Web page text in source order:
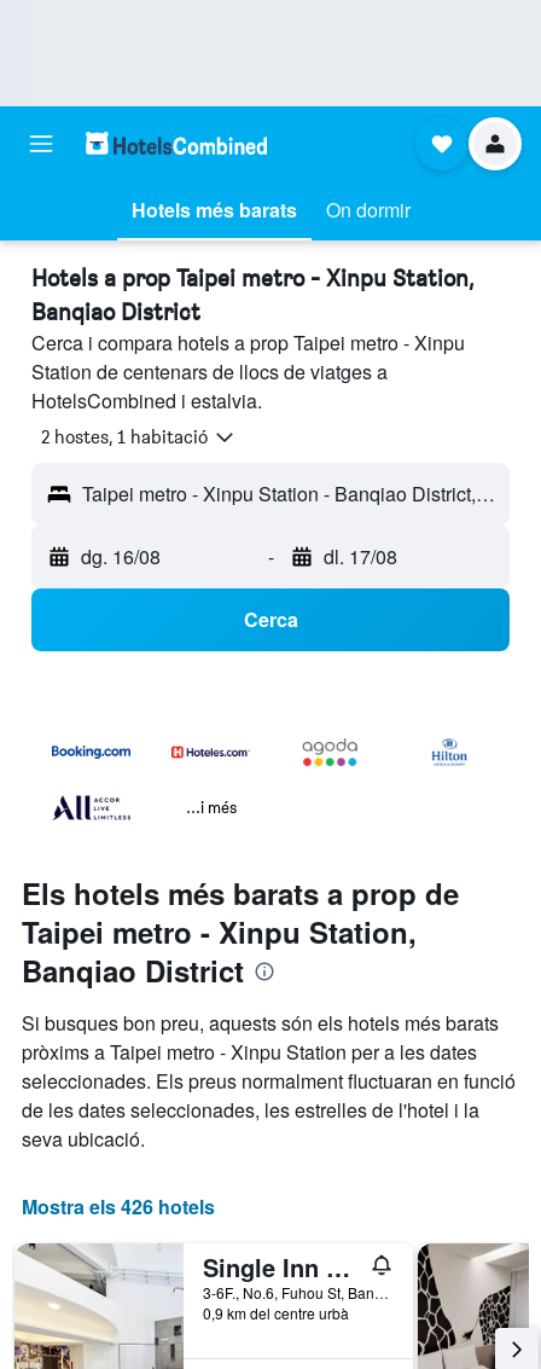
Hotels més barats On dormir
Hotels a prop Taipei metro - Xinpu Station,
Banqiao District
Cerca i compara hotels a prop Taipei metro - Xinpu
Station de centenars de llocs de viatges a
HotelsCombined i estalvia.
2 hostes, 1 habitació
Taipei metro - Xinpu Station - Banqiao District, Taiwan
dg. 16/08 - dl. 17/08
Cerca
...i més
Els hotels més barats a prop de
Taipei metro - Xinpu Station,
Banqiao District
Si busques bon preu, aquests són els hotels més barats
pròxims a Taipei metro - Xinpu Station per a les dates
seleccionades. Els preus normalment fluctuaran en funció
de les dates seleccionades, les estrelles de l'hotel i la
seva ubicació.
Mostra els 426 hotels
Single Inn Taipei - Hostel
3-6F., No.6, Fuhou St, Banqiao District, Taiwan
0,9 km del centre urbà